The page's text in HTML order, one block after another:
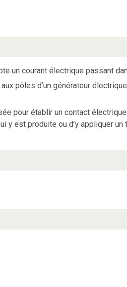
un courant électrique passant
pôles d’un générateur
pour établir un contact
y est produite ou d’y appliquer un